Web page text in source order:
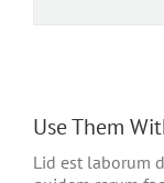
Use Them
Lid est laborum